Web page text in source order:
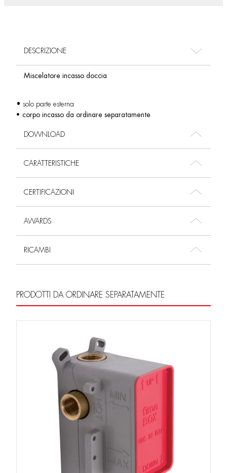
DESCRIZIONE
Miscelatore incasso doccia
• solo parte esterna
• corpo incasso da ordinare separatamente
DOWNLOAD
CARATTERISTICHE
CERTIFICAZIONI
AWARDS
RICAMBI
PRODOTTI DA ORDINARE SEPARATAMENTE